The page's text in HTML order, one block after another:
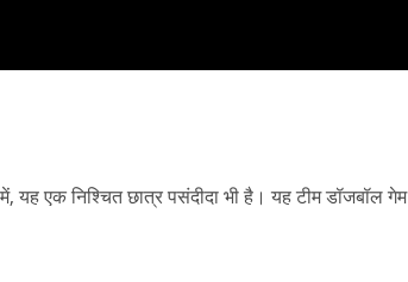
एक निश्चित छात्र पसंदीदा भी है। यह टीम डॉजबॉल